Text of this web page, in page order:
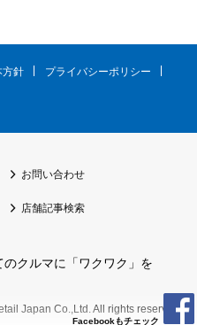
方針 プライバシーポリシー
お問い合わせ
店舗記事検索
のクルマに「ワクワク」を
Japan Co.,Ltd.All rights reserved.
Facebookもチェック